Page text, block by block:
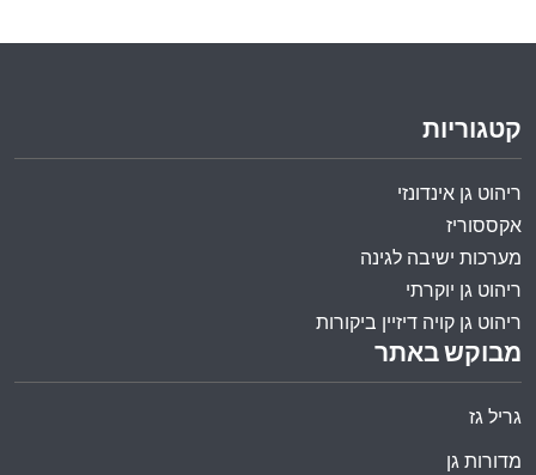
מבוקש באתר
גריל גז
מדורות גן
קטגוריות
ריהוט גן אינדונזי
אקססוריז
מערכות ישיבה לגינה
ריהוט גן יוקרתי
ריהוט גן קויה דיזיין ביקורות